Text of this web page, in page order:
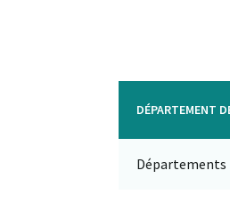
DÉPARTEMENT
Départements